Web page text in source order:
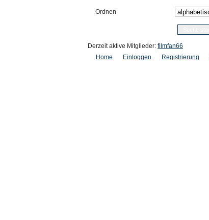
Ordnen
Derzeit aktive Mitglieder: filmfan66
Home
Einloggen Registrierung